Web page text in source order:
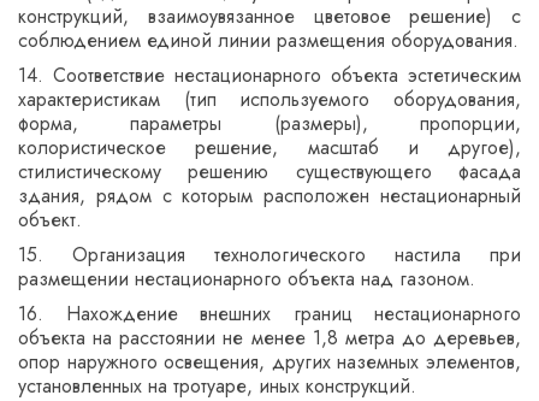
конструкций, взаимоувязанное цветовое решение) с
соблюдением единой линии размещения оборудования.
14. Соответствие нестационарного объекта эстетическим
характеристикам (тип используемого оборудования,
форма, параметры (размеры), пропорции,
колористическое решение, масштаб и другое),
стилистическому решению существующего фасада
здания, рядом с которым расположен нестационарный
объект.
15. Организация технологического настила при
размещении нестационарного объекта над газоном.
16. Нахождение внешних границ нестационарного
объекта на расстоянии не менее 1,8 метра до деревьев,
опор наружного освещения, других наземных элементов,
установленных на тротуаре, иных конструкций.